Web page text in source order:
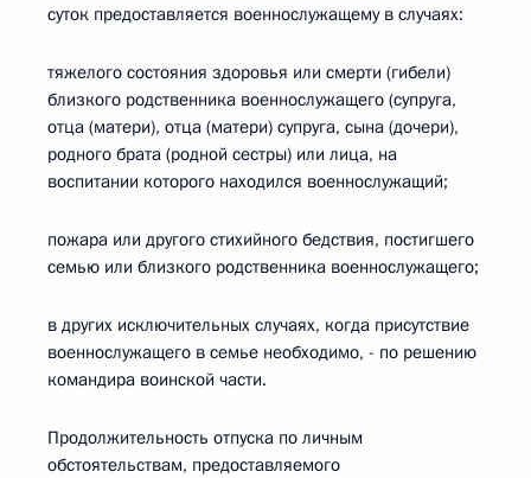
суток предоставляется военнослужащему в случаях:
тяжелого состояния здоровья или смерти (гибели)
близкого родственника военнослужащего (супруга,
отца (матери), отца (матери) супруга, сына (дочери),
родного брата (родной сестры) или лица, на
воспитании которого находился военнослужащий;
пожара или другого стихийного бедствия, постигшего
семью или близкого родственника военнослужащего;
в других исключительных случаях, когда присутствие
военнослужащего в семье необходимо, - по решению
командира воинской части.
Продолжительность отпуска по личным
обстоятельствам, предоставляемого